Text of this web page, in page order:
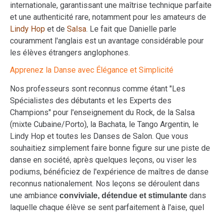
internationale, garantissant une maîtrise technique parfaite
et une authenticité rare, notamment pour les amateurs de
Lindy Hop et de Salsa. Le fait que Danielle parle
couramment l'anglais est un avantage considérable pour
les élèves étrangers anglophones.
Apprenez la Danse avec Élégance et Simplicité
Nos professeurs sont reconnus comme étant "Les
Spécialistes des débutants et les Experts des
Champions" pour l'enseignement du Rock, de la Salsa
(mixte Cubaine/Porto), la Bachata, le Tango Argentin, le
Lindy Hop et toutes les Danses de Salon. Que vous
souhaitiez simplement faire bonne figure sur une piste de
danse en société, après quelques leçons, ou viser les
podiums, bénéficiez de l'expérience de maîtres de danse
reconnus nationalement. Nos leçons se déroulent dans
une ambiance conviviale, détendue et stimulante dans
laquelle chaque élève se sent parfaitement à l'aise, quel